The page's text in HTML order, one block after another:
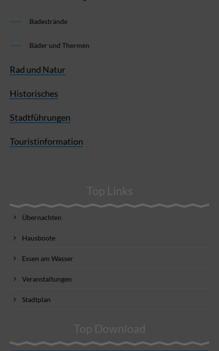
Badestrände
Bäder und Thermen
Rad und Natur
Historisches
Stadtführungen
Touristinformation
Top Links
Übernachten
Hausboote
Essen am Wasser
Veranstaltungen
Stadtplan
Top Download